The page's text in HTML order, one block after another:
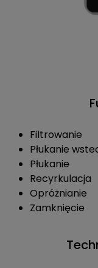
Filtrowanie
Płukanie
Płukanie
Recyrkulacja
Opróżnianie
Zamknięcie